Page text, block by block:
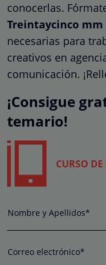
conocerlas.
Treintaycinco mm
necesarias para
creativos en
comunicación.
¡Consigue
temario!
CURSO
Nombre y Apellidos*
Correo electrónico*